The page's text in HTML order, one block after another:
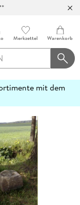
Merkzettel Warenkorb
mit dem